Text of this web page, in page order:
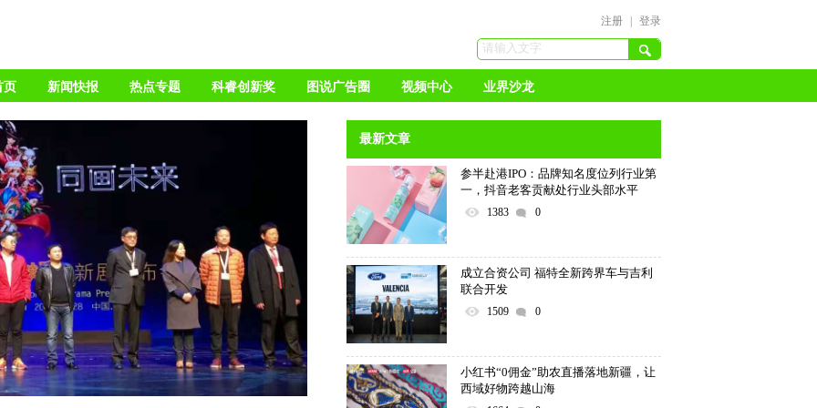
注册 登录
页 新闻快报 热点专题 科睿创新奖 图说广告圈 视频中心 业界沙龙
最新文章
参半赴港IPO：品牌知名度位列行业第
一，抖音老客贡献处行业头部水平
1383 0
成立合资公司 福特全新跨界车与吉利
联合开发
1509 0
小红书“0佣金”助农直播落地新疆，让
西域好物跨越山海